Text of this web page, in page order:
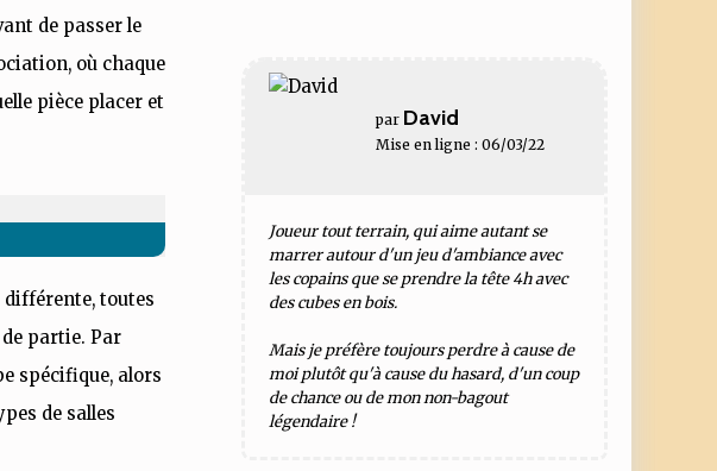
de passer le
où chaque
pièce placer et
différente, toutes
partie. Par
spécifique, alors
de salles
par David
Mise en ligne : 06/03/22
Joueur tout terrain, qui aime autant se
marrer autour d'un jeu d'ambiance avec
les copains que se prendre la tête 4h avec
des cubes en bois.
Mais je préfère toujours perdre à cause de
moi plutôt qu'à cause du hasard, d'un coup
de chance ou de mon non-bagout
légendaire !